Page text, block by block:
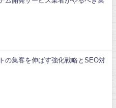
の集客を伸ばす強化戦略とSEO対